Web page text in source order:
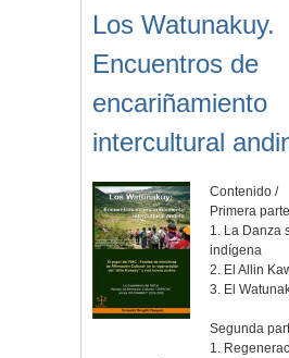
Los Watunakuy.
Encuentros de
encariñamiento
intercultural
Contenido /
Primera parte
1. La Danza
indígena
2. El Allin
3. El
Segunda
1.